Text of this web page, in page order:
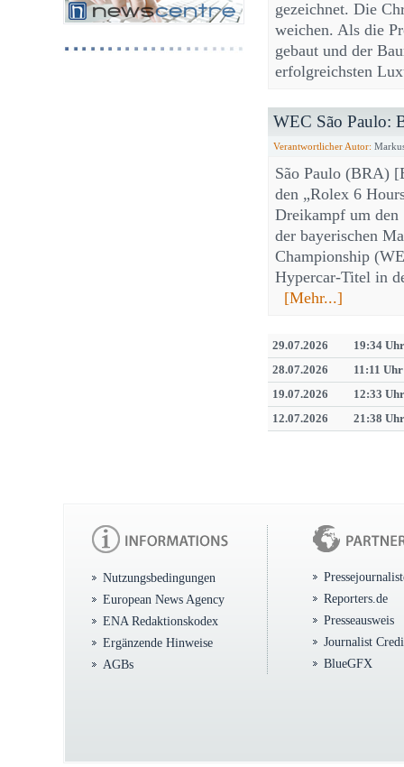
gezeichnet. Die
weichen. Als die
gebaut und der
erfolgreichsten
WEC São Paulo:
Verantwortlicher Autor:
São Paulo (BRA)
den „Rolex 6
Dreikampf um
der bayerischen
Championship
Hypercar-Titel in
[Mehr...]
29.07.2026
19:34 Uhr
28.07.2026
11:11 Uhr
19.07.2026
12:33 Uhr
12.07.2026
21:38 Uhr
Nutzungsbedingungen
European News Agency
ENA Redaktionskodex
Ergänzende Hinweise
AGBs
Reporters.de
Presseausweis
Journalist
BlueGFX